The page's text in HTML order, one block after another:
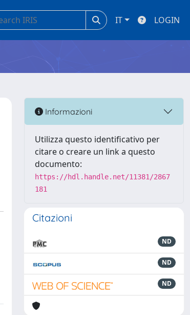
IT LOGIN
Informazioni
Utilizza questo identificativo per
citare o creare un link a questo
documento:
https://hdl.handle.net/11381/2867
181
Citazioni
ND
ND
ND